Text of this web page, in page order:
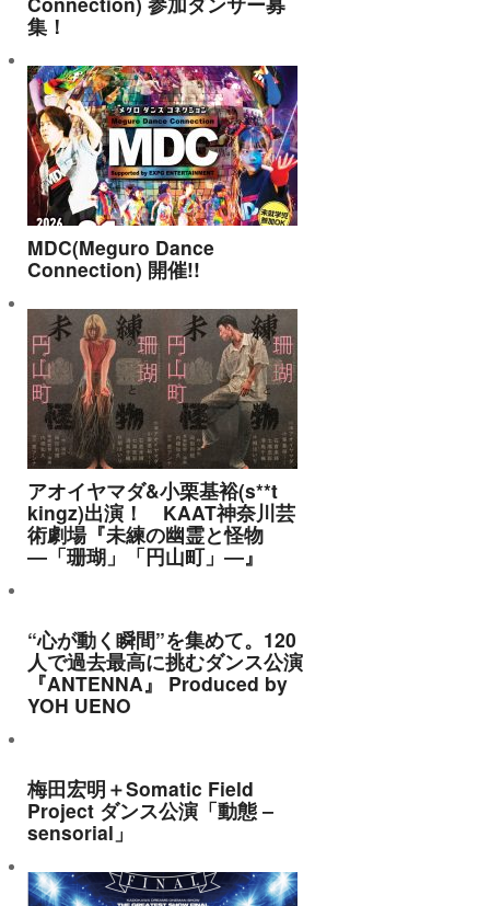
集！
MDC(Meguro Dance
Connection) 開催!!
アオイヤマダ&小栗基裕(s**t
kingz)出演！ KAAT神奈川芸
術劇場『未練の幽霊と怪物
―「珊瑚」「円山町」―』
“心が動く瞬間”を集めて。120
人で過去最高に挑むダンス公演
『ANTENNA』 Produced by
YOH UENO
梅田宏明＋Somatic Field
Project ダンス公演「動態 ‒
sensorial」